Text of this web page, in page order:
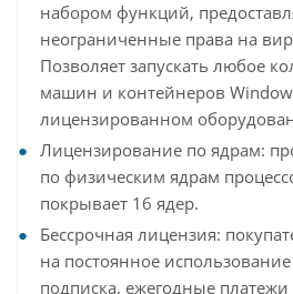
набором функций,
неограниченные права на
Позволяет запускать любое
машин и контейнеров
лицензированном
Лицензирование по ядрам:
по физическим ядрам
покрывает 16 ядер.
Бессрочная лицензия:
на постоянное
подписка, ежегодные платежи